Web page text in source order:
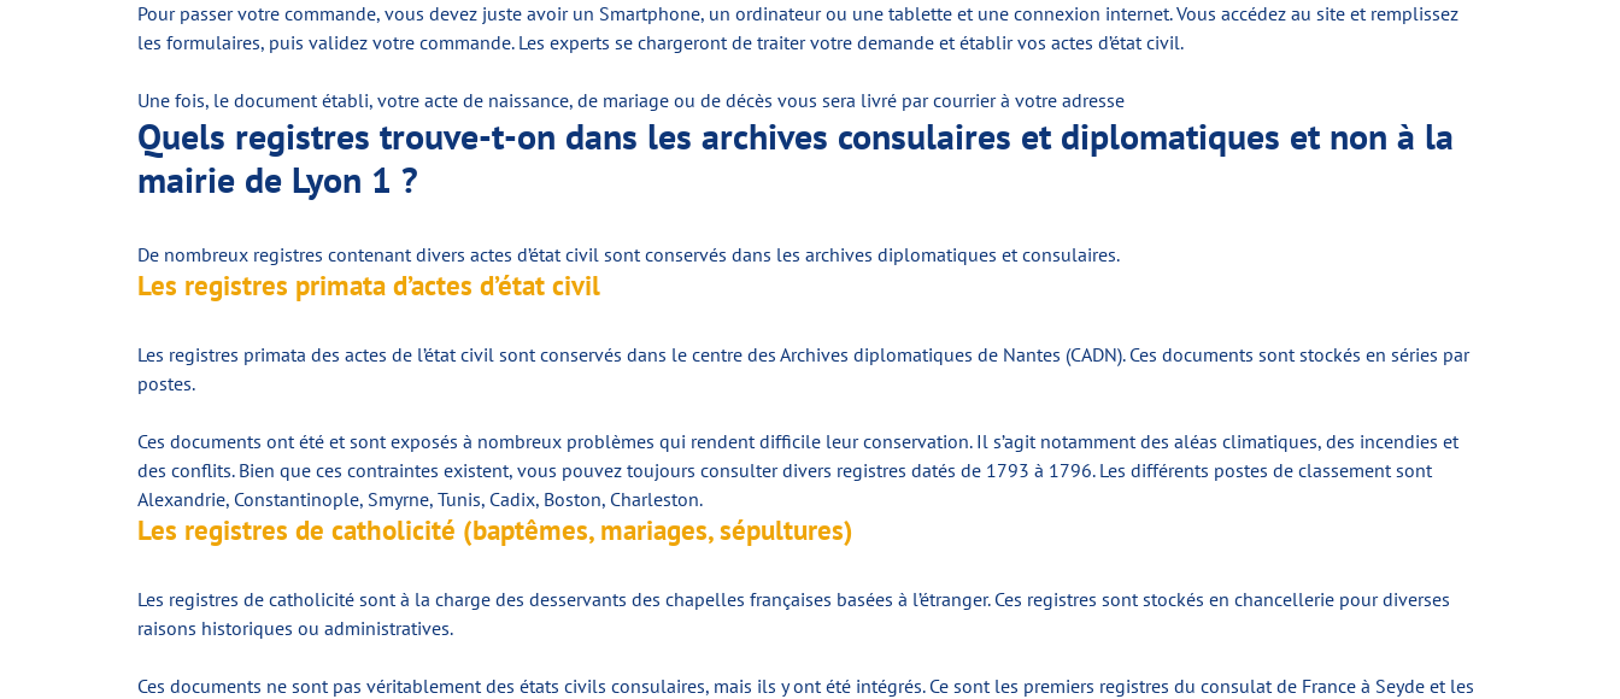
Pour passer votre commande, vous devez juste avoir un Smartphone, un ordinateur ou une tablette et une connexion internet. Vous accédez au site et remplissez
les formulaires, puis validez votre commande. Les experts se chargeront de traiter votre demande et établir vos actes d’état civil.
Une fois, le document établi, votre acte de naissance, de mariage ou de décès vous sera livré par courrier à votre adresse
Quels registres trouve-t-on dans les archives consulaires et diplomatiques et non à la
mairie de Lyon 1 ?
De nombreux registres contenant divers actes d’état civil sont conservés dans les archives diplomatiques et consulaires.
Les registres primata d’actes d’état civil
Les registres primata des actes de l’état civil sont conservés dans le centre des Archives diplomatiques de Nantes (CADN). Ces documents sont stockés en séries par
postes.
Ces documents ont été et sont exposés à nombreux problèmes qui rendent difficile leur conservation. Il s’agit notamment des aléas climatiques, des incendies et
des conflits. Bien que ces contraintes existent, vous pouvez toujours consulter divers registres datés de 1793 à 1796. Les différents postes de classement sont
Alexandrie, Constantinople, Smyrne, Tunis, Cadix, Boston, Charleston.
Les registres de catholicité (baptêmes, mariages, sépultures)
Les registres de catholicité sont à la charge des desservants des chapelles françaises basées à l’étranger. Ces registres sont stockés en chancellerie pour diverses
raisons historiques ou administratives.
Ces documents ne sont pas véritablement des états civils consulaires, mais ils y ont été intégrés. Ce sont les premiers registres du consulat de France à Seyde et les